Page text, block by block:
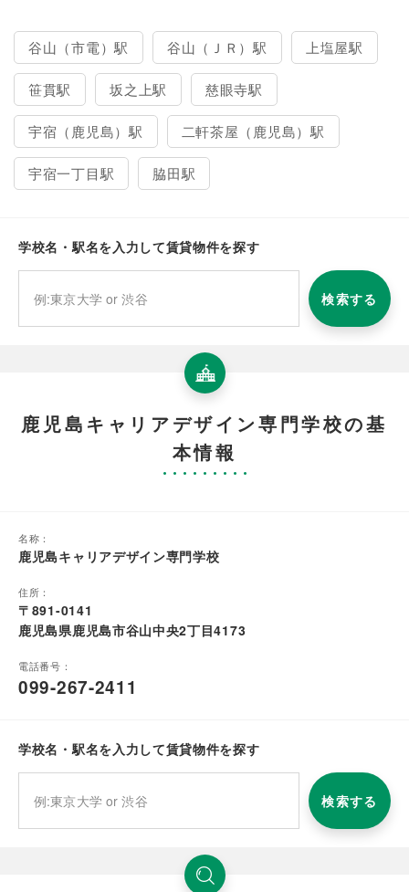
谷山（市電）駅 谷山（ＪＲ）駅 上塩屋駅
笹貫駅 坂之上駅 慈眼寺駅
宇宿（鹿児島）駅 二軒茶屋（鹿児島）駅
宇宿一丁目駅 脇田駅
学校名・駅名を入力して賃貸物件を探す
検索する
鹿児島キャリアデザイン専門学校の基
本情報
名称：
鹿児島キャリアデザイン専門学校
住所：
〒891-0141
鹿児島県鹿児島市谷山中央2丁目4173
電話番号：
099-267-2411
学校名・駅名を入力して賃貸物件を探す
検索する